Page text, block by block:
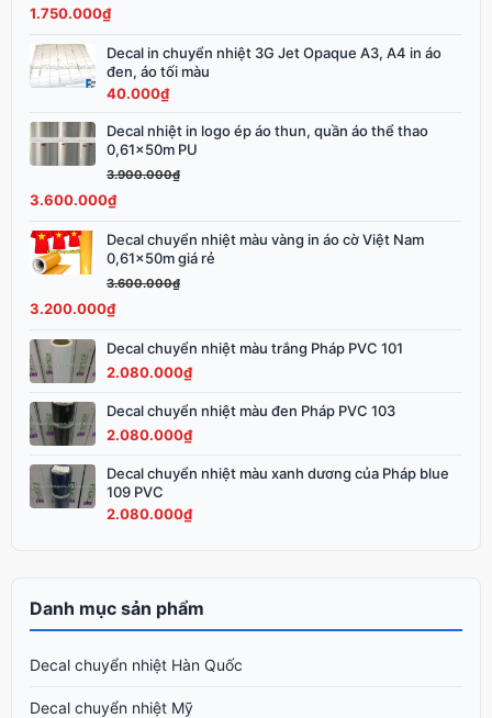
là:
1.750.000₫
tại
1.750.000₫.Decal in chuyển nhiệt 3G Jet Opaque A3, A4 in áo
đen, áo tối màu
40.000₫
Decal nhiệt in logo ép áo thun, quần áo thể thao
0,61x50m PU
3.900.000₫
Giá
3.900.000₫.
3.600.000₫
Giá
là:
3.600.000₫.
Decal chuyển nhiệt màu vàng in áo cờ Việt Nam
0,61x50m giá rẻ
3.600.000₫
Giá
gốc
3.600.000₫.
3.200.000₫
Giá
hiện
là:
3.200.000₫.
Decal chuyển nhiệt màu trắng Pháp PVC 101
2.080.000₫
Decal chuyển nhiệt màu đen Pháp PVC 103
2.080.000₫
Decal chuyển nhiệt màu xanh dương của Pháp blue
109 PVC
2.080.000₫
Danh mục sản phẩm
Decal chuyển nhiệt Hàn Quốc
Decal chuyển nhiệt Mỹ